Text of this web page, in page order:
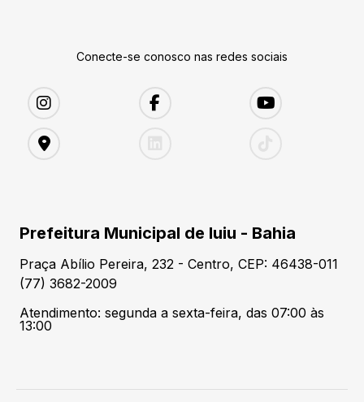
Conecte-se conosco nas redes sociais
Prefeitura Municipal de Iuiu - Bahia
Praça Abílio Pereira, 232 - Centro, CEP: 46438-011
(77) 3682-2009
Atendimento: segunda a sexta-feira, das 07:00 às
13:00